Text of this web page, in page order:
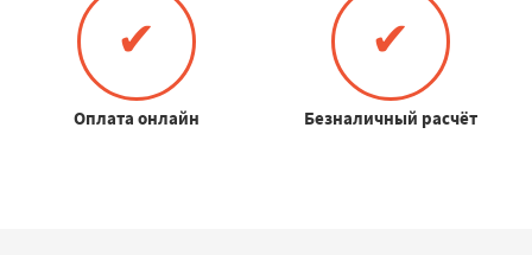
✔
Оплата онлайн
✔
Безналичный расчёт